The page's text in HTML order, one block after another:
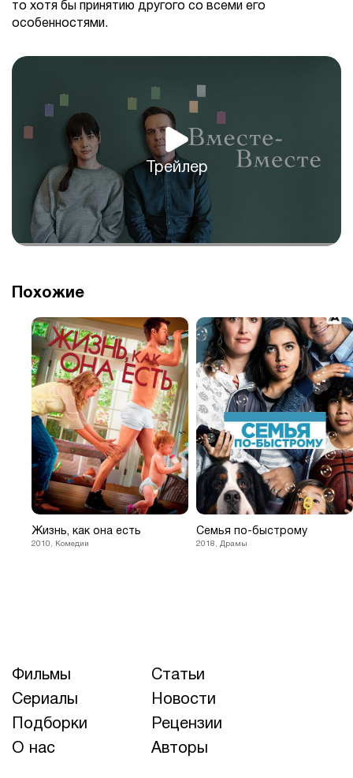
то хотя бы принятию другого со всеми его
особенностями.
Трейлер
Похожие
Жизнь, как она есть
2010, Комедии
Семья по-быстрому
2018, Драмы
Фильмы
Статьи
Сериалы
Новости
Подборки
Рецензии
О нас
Авторы